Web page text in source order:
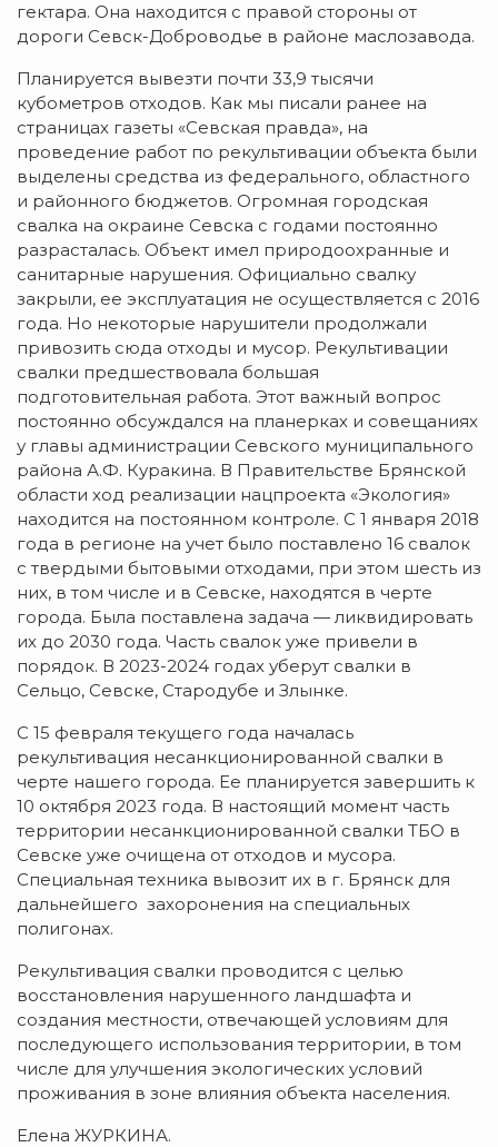
гектара. Она находится с правой стороны от
дороги Севск-Доброводье в районе маслозавода.
Планируется вывезти почти 33,9 тысячи
кубометров отходов. Как мы писали ранее на
страницах газеты «Севская правда», на
проведение работ по рекультивации объекта были
выделены средства из федерального, областного
и районного бюджетов. Огромная городская
свалка на окраине Севска с годами постоянно
разрасталась. Объект имел природоохранные и
санитарные нарушения. Официально свалку
закрыли, ее эксплуатация не осуществляется с 2016
года. Но некоторые нарушители продолжали
привозить сюда отходы и мусор. Рекультивации
свалки предшествовала большая
подготовительная работа. Этот важный вопрос
постоянно обсуждался на планерках и совещаниях
у главы администрации Севского муниципального
района А.Ф. Куракина. В Правительстве Брянской
области ход реализации нацпроекта «Экология»
находится на постоянном контроле. С 1 января 2018
года в регионе на учет было поставлено 16 свалок
с твердыми бытовыми отходами, при этом шесть из
них, в том числе и в Севске, находятся в черте
города. Была поставлена задача — ликвидировать
их до 2030 года. Часть свалок уже привели в
порядок. В 2023-2024 годах уберут свалки в
Сельцо, Севске, Стародубе и Злынке.
С 15 февраля текущего года началась
рекультивация несанкционированной свалки в
черте нашего города. Ее планируется завершить к
10 октября 2023 года. В настоящий момент часть
территории несанкционированной свалки ТБО в
Севске уже очищена от отходов и мусора.
Специальная техника вывозит их в г. Брянск для
дальнейшего захоронения на специальных
полигонах.
Рекультивация свалки проводится с целью
восстановления нарушенного ландшафта и
создания местности, отвечающей условиям для
последующего использования территории, в том
числе для улучшения экологических условий
проживания в зоне влияния объекта населения.
Елена ЖУРКИНА.